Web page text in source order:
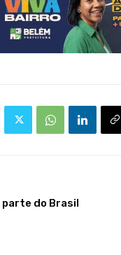
do Brasil